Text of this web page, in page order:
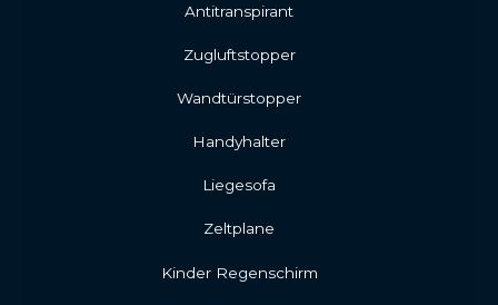
Antitranspirant
Zugluftstopper
Wandtürstopper
Handyhalter
Liegesofa
Zeltplane
Kinder Regenschirm